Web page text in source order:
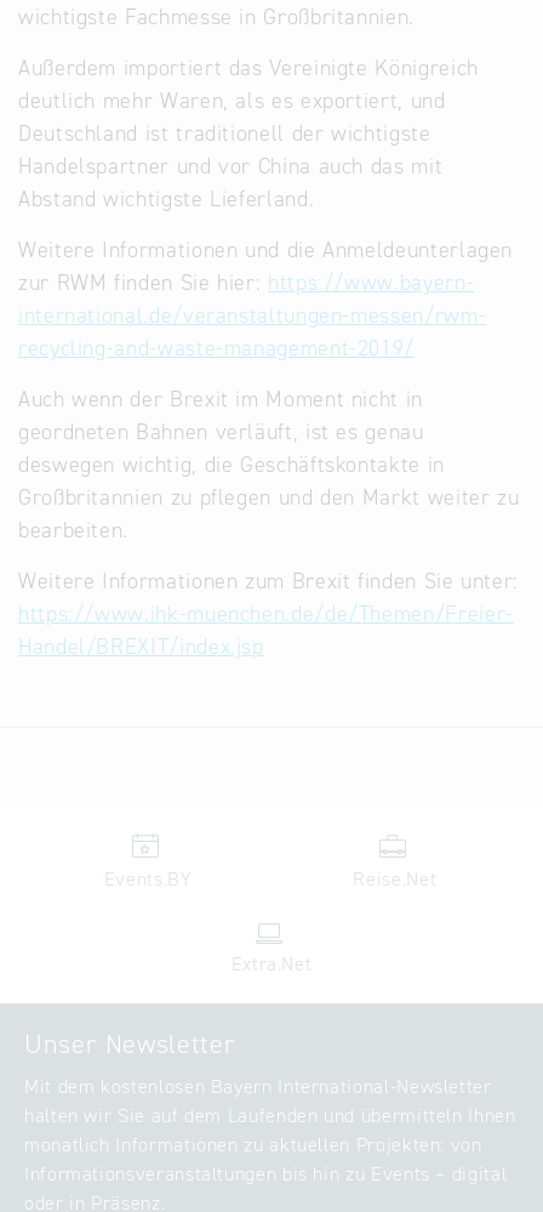
wichtigste Fachmesse in Großbritannien.
Außerdem importiert das Vereinigte Königreich
deutlich mehr Waren, als es exportiert, und
Deutschland ist traditionell der wichtigste
Handelspartner und vor China auch das mit
Abstand wichtigste Lieferland.
Weitere Informationen und die Anmeldeunterlagen
zur RWM finden Sie hier: https://www.bayern-
international.de/veranstaltungen-messen/rwm-
recycling-and-waste-management-2019/
Auch wenn der Brexit im Moment nicht in
geordneten Bahnen verläuft, ist es genau
deswegen wichtig, die Geschäftskontakte in
Großbritannien zu pflegen und den Markt weiter zu
bearbeiten.
Weitere Informationen zum Brexit finden Sie unter:
https://www.ihk-muenchen.de/de/Themen/Freier-
Handel/BREXIT/index.jsp
Events.BY Reise.Net
Extra.Net
Unser Newsletter
Mit dem kostenlosen Bayern International-Newsletter
halten wir Sie auf dem Laufenden und übermitteln Ihnen
monatlich Informationen zu aktuellen Projekten: von
Informationsveranstaltungen bis hin zu Events – digital
oder in Präsenz.